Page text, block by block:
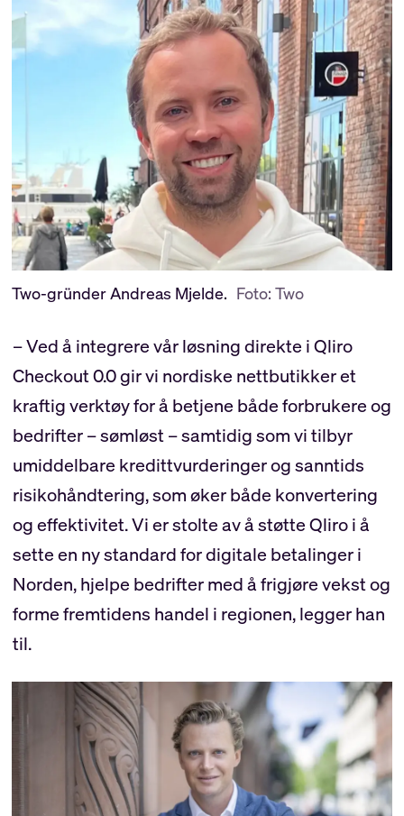
Two-gründer Andreas Mjelde. Foto: Two
– Ved å integrere vår løsning direkte i Qliro
Checkout 0.0 gir vi nordiske nettbutikker et
kraftig verktøy for å betjene både forbrukere og
bedrifter – sømløst – samtidig som vi tilbyr
umiddelbare kredittvurderinger og sanntids
risikohåndtering, som øker både konvertering
og effektivitet. Vi er stolte av å støtte Qliro i å
sette en ny standard for digitale betalinger i
Norden, hjelpe bedrifter med å frigjøre vekst og
forme fremtidens handel i regionen, legger han
til.